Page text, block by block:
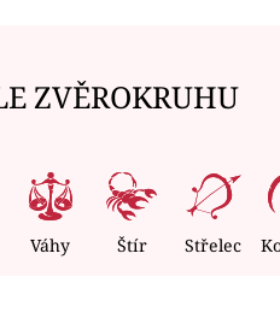
ZVĚROKRUHU
Váhy Štír Střelec